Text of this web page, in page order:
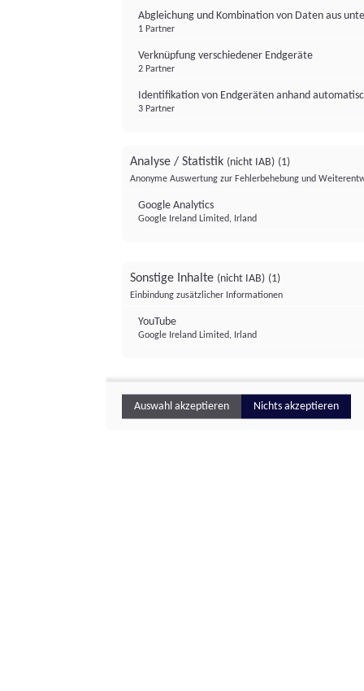
Abgleichung und Kombination von Daten aus
1 Partner
Verknüpfung verschiedener Endgeräte
2 Partner
Identifikation von Endgeräten anhand
3 Partner
Analyse / Statistik (nicht IAB) (1)
Anonyme Auswertung zur Fehlerbehebung und
Google Analytics
Google Ireland Limited, Irland
Sonstige Inhalte (nicht IAB) (1)
Einbindung zusätzlicher Informationen
YouTube
Google Ireland Limited, Irland
Auswahl akzeptieren Nichts akzeptieren